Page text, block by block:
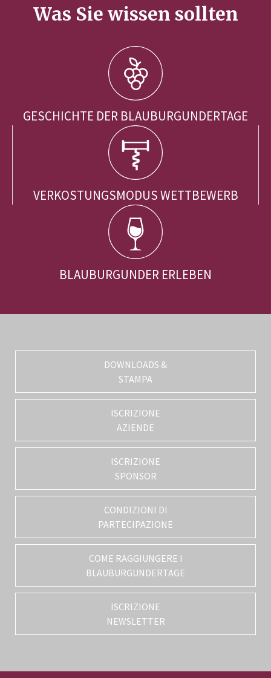
Was Sie wissen sollten
GESCHICHTE DER BLAUBURGUNDERTAGE
VERKOSTUNGSMODUS WETTBEWERB
BLAUBURGUNDER ERLEBEN
DOWNLOADS &
STAMPA
ISCRIZIONE
AZIENDE
ISCRIZIONE
SPONSOR
CONDIZIONI DI
PARTECIPAZIONE
COME RAGGIUNGERE I
BLAUBURGUNDERTAGE
ISCRIZIONE
NEWSLETTER